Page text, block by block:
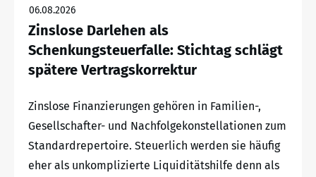
06.08.2026
Zinslose Darlehen als
Schenkungsteuerfalle: Stichtag schlägt
spätere Vertragskorrektur
Zinslose Finanzierungen gehören in Familien-,
Gesellschafter- und Nachfolgekonstellationen zum
Standardrepertoire. Steuerlich werden sie häufig
eher als unkomplizierte Liquiditätshilfe denn als